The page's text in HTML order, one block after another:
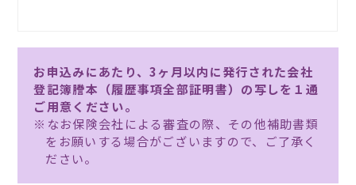
お申込みにあたり、3ヶ月以内に発行された会社
登記簿謄本（履歴事項全部証明書）の写しを１通
ご用意ください。
※なお保険会社による審査の際、その他補助書類
をお願いする場合がございますので、ご了承く
ださい。